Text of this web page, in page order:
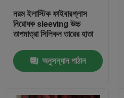
কারখানা ভ্রমণ
মান নিয়ন্ত্রণ
যোগাযোগ করুন
নরম ইলাস্টিক ফাইবারগ্লাস
নিরোধক sleeving উচ্চ
তাপমাত্রা সিলিকন তারের হাতা
অনুসন্ধান পাঠান